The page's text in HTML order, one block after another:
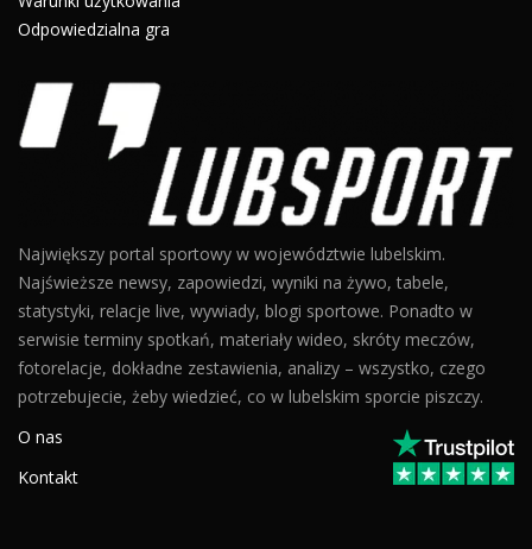
Odpowiedzialna gra
Największy portal sportowy w województwie lubelskim.
Najświeższe newsy, zapowiedzi, wyniki na żywo, tabele,
statystyki, relacje live, wywiady, blogi sportowe. Ponadto w
serwisie terminy spotkań, materiały wideo, skróty meczów,
fotorelacje, dokładne zestawienia, analizy – wszystko, czego
potrzebujecie, żeby wiedzieć, co w lubelskim sporcie piszczy.
O nas
Kontakt